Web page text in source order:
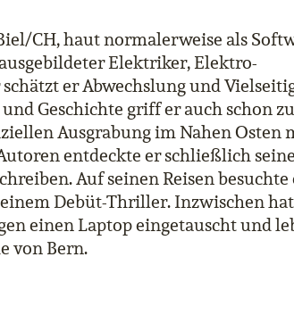
CH, haut normalerweise als
Elektriker, Elektro-
er Abwechslung und
Geschichte griff er auch schon
Ausgrabung im Nahen Osten
entdeckte er schließlich seine
Auf seinen Reisen besuchte
Debüt-Thriller. Inzwischen
einen Laptop eingetauscht und
von Bern.